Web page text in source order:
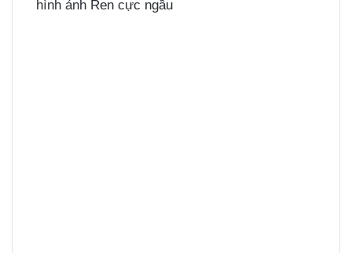
hình ảnh Ren cực ngầu